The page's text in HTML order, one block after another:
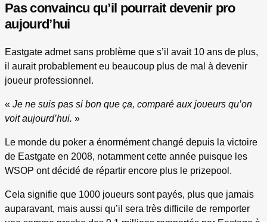
Pas convaincu qu’il pourrait devenir pro
aujourd’hui
Eastgate admet sans problème que s’il avait 10 ans de plus,
il aurait probablement eu beaucoup plus de mal à devenir
joueur professionnel.
« Je ne suis pas si bon que ça, comparé aux joueurs qu’on
voit aujourd’hui. »
Le monde du poker a énormément changé depuis la victoire
de Eastgate en 2008, notamment cette année puisque les
WSOP ont décidé de répartir encore plus le prizepool.
Cela signifie que 1000 joueurs sont payés, plus que jamais
auparavant, mais aussi qu’il sera très difficile de remporter